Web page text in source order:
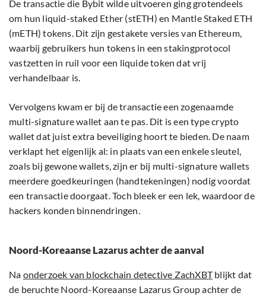
De transactie die Bybit wilde uitvoeren ging grotendeels
om hun liquid-staked Ether (stETH) en Mantle Staked ETH
(mETH) tokens. Dit zijn gestakete versies van Ethereum,
waarbij gebruikers hun tokens in een stakingprotocol
vastzetten in ruil voor een liquide token dat vrij
verhandelbaar is.
Vervolgens kwam er bij de transactie een zogenaamde
multi-signature wallet aan te pas. Dit is een type crypto
wallet dat juist extra beveiliging hoort te bieden. De naam
verklapt het eigenlijk al: in plaats van een enkele sleutel,
zoals bij gewone wallets, zijn er bij multi-signature wallets
meerdere goedkeuringen (handtekeningen) nodig voordat
een transactie doorgaat. Toch bleek er een lek, waardoor de
hackers konden binnendringen.
Noord-Koreaanse Lazarus achter de aanval
Na onderzoek van blockchain detective ZachXBTblijkt dat
de beruchte Noord-Koreaanse Lazarus Group achter de